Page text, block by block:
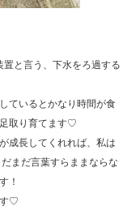
と言う、下水をろ過する
ているとかなり時間が食
取り育てます♡
成長してくれれば、私は
まだ言葉すらままならな
！
す♡